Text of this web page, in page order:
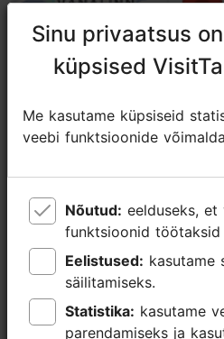
Lähedalasuvad kohad
Sinu privaatsus
küpsised
Me kasutame küpsiseid
veebi funktsioonide
Nõutud:
funktsioonid
Eelistused:
säilitamiseks.
Statistika:
parendamiseks ja
Sinu privaatsus
küpsised
Me kasutame küpsiseid
veebi funktsioonide
Nõutud:
funktsioonid
Eelistused:
säilitamiseks.
Statistika:
parendamiseks ja